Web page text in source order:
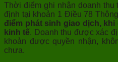
Thời điểm ghi nhận doanh
định tại khoản 1 Điều 78
điểm phát sinh giao dịch,
kinh tế. Doanh thu được xác
khoản được quyền nhận,
chưa.